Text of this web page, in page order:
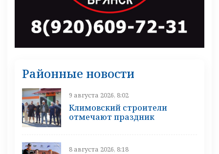
Районные новости
9 августа 2026, 8:02
Климовский строители
отмечают праздник
8 августа 2026, 8:18